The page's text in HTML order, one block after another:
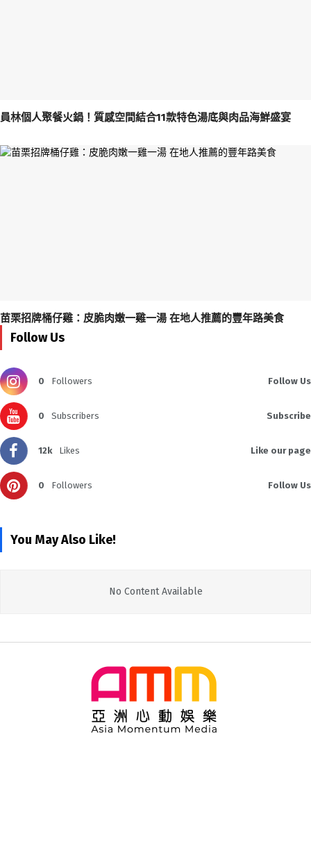
員林個人聚餐火鍋！質感空間結合11款特色湯底與肉品海鮮盛宴
苗栗招牌桶仔雞：皮脆肉嫩一雞一湯 在地人推薦的豐年路美食
Follow Us
0 Followers Follow Us
0 Subscribers Subscribe
12k Likes Like our page
0 Followers Follow Us
You May Also Like!
No Content Available